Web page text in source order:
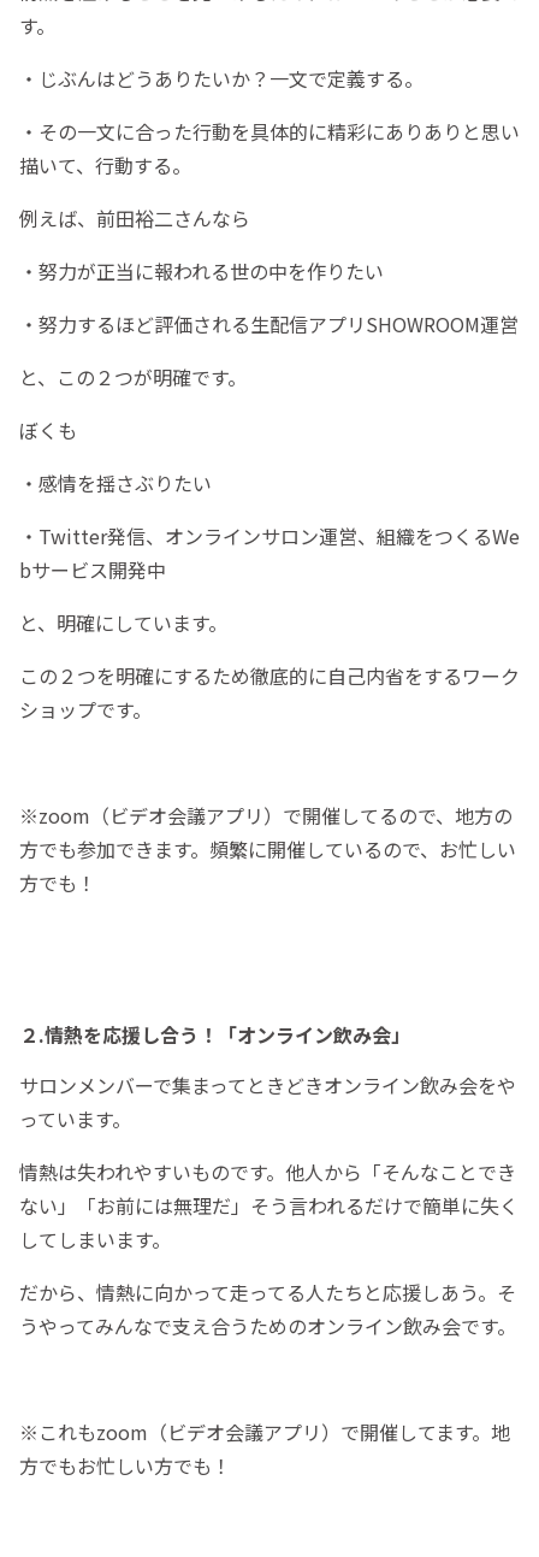
す。
・じぶんはどうありたいか？一文で定義する。
・その一文に合った行動を具体的に精彩にありありと思い
描いて、行動する。
例えば、前田裕二さんなら
・努力が正当に報われる世の中を作りたい
・努力するほど評価される生配信アプリSHOWROOM運営
と、この２つが明確です。
ぼくも
・感情を揺さぶりたい
・Twitter発信、オンラインサロン運営、組織をつくるWe
bサービス開発中
と、明確にしています。
この２つを明確にするため徹底的に自己内省をするワーク
ショップです。
※zoom（ビデオ会議アプリ）で開催してるので、地方の
方でも参加できます。頻繁に開催しているので、お忙しい
方でも！
２.情熱を応援し合う！「オンライン飲み会」
サロンメンバーで集まってときどきオンライン飲み会をや
っています。
情熱は失われやすいものです。他人から「そんなことでき
ない」「お前には無理だ」そう言われるだけで簡単に失く
してしまいます。
だから、情熱に向かって走ってる人たちと応援しあう。そ
うやってみんなで支え合うためのオンライン飲み会です。
※これもzoom（ビデオ会議アプリ）で開催してます。地
方でもお忙しい方でも！